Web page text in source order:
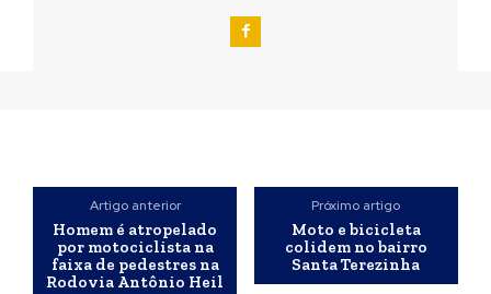
Artigo anterior
Homem é atropelado
por motociclista na
faixa de pedestres na
Rodovia Antônio Heil
Próximo artigo
Moto e bicicleta
colidem no bairro
Santa Terezinha